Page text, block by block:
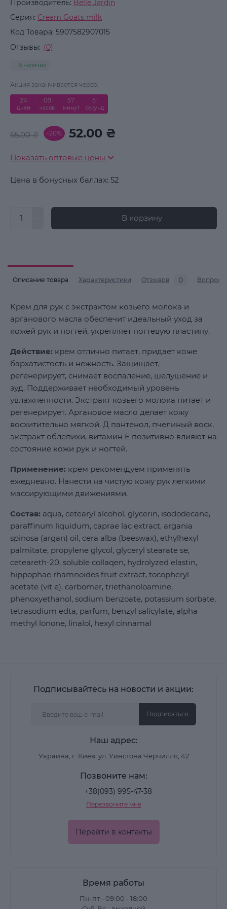
Производитель: Belle Jardin
Серия: Cream Goats milk
Код Товара: 5907582907015
Отзывы: (0)
В наличии
Акция заканчивается через:
24
дней
: 09
часов
: 57
минут
: 51
секунд
65.00 ₴ -20% 52.00 ₴
Показать оптовые цены
Цена в бонусных баллах: 52
В корзину
Описание товара Характеристики Отзывов 0 Вопросы
Крем для рук с экстрактом козьего молока и
арганового масла обеспечит идеальный уход за
кожей рук и ногтей, укрепляет ногтевую пластину.
Действие: крем отлично питает, придает коже
бархатистость и нежность. Защищает,
регенерирует, снимает воспаление, шелушение и
зуд. Поддерживает необходимый уровень
увлажненности. Экстракт козьего молока питает и
регенерирует. Аргановое масло делает кожу
восхитительно мягкой. Д пантенол, пчелиный воск,
экстракт облепихи, витамин Е позитивно влияют на
состояние кожи рук и ногтей.
Применение: крем рекомендуем применять
ежедневно. Нанести на чистую кожу рук легкими
массирующими движениями.
Состав: aqua, cetearyl alcohol, glycerin, isododecane,
paraffinum liquidum, caprae lac extract, argania
spinosa (argan) oil, cera alba (beeswax), ethylhexyl
palmitate, propylene glycol, glyceryl stearate se,
ceteareth-20, soluble collaqen, hydrolyzed elastin,
hippophae rhamnoides fruit extract, tocopheryl
acetate (vit e), carbomer, triethanoloamine,
phenoxyethanol, sodium benzoate, potassium sorbate,
tetrasodium edta, parfum, benzyl salicylate, alpha
methyl lonone, linalol, hexyl cinnamal
Подписывайтесь на новости и акции:
Подписаться
Наш адрес:
Украина, г. Киев, ул. Уинстона Черчилля, 42
Позвоните нам:
+38(093) 995-47-38
Перезвоните мне
Перейти в контакты
Время работы
Пн-пт - 09:00 - 18:00